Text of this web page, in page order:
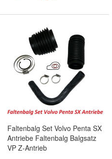
Faltenbalg Set Volvo Penta SX
Antriebe Faltenbalg Balgsatz
VP Z-Antrieb